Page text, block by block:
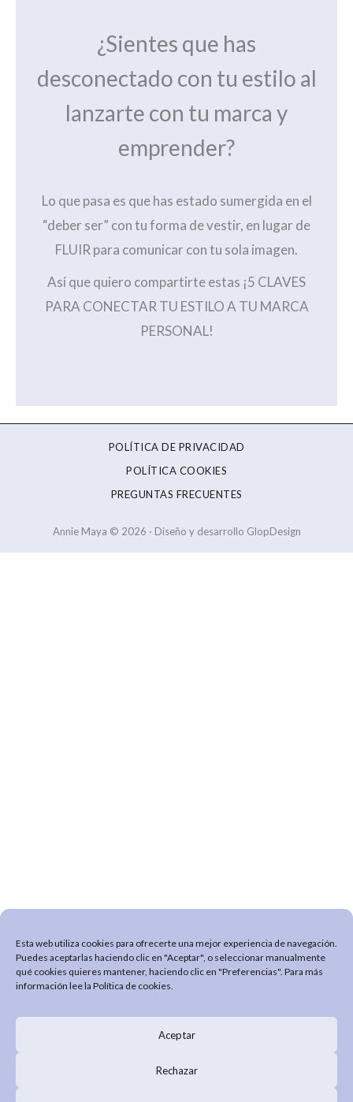
Esta web utiliza cookies para ofrecerte una mejor experiencia de navegación.
Puedes aceptarlas haciendo clic en "Aceptar", o seleccionar manualmente
qué cookies quieres mantener, haciendo clic en "Preferencias". Para más
información lee la Política de cookies.
Aceptar
Rechazar
¿Sientes que has
desconectado con tu estilo al
lanzarte con tu marca y
emprender?
Lo que pasa es que has estado sumergida en el
“deber ser” con tu forma de vestir, en lugar de
FLUIR para comunicar con tu sola imagen.
Así que quiero compartirte estas ¡5 CLAVES
PARA CONECTAR TU ESTILO A TU MARCA
PERSONAL!
POLÍTICA DE PRIVACIDAD
POLÍTICA COOKIES
PREGUNTAS FRECUENTES
Annie Maya © 2026 · Diseño y desarrollo GlopDesign